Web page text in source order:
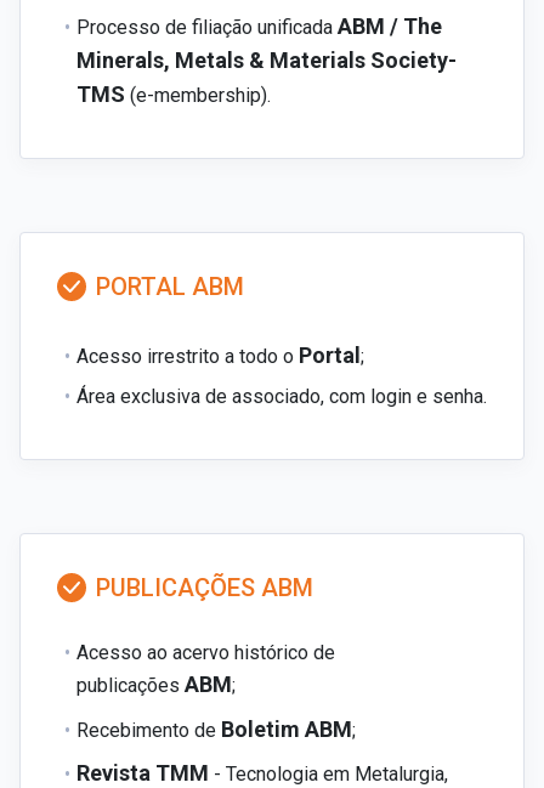
Processo de filiação unificada ABM / The
Minerals, Metals & Materials Society-
TMS (e-membership).
PORTAL ABM
Acesso irrestrito a todo o Portal;
Área exclusiva de associado, com login e senha.
PUBLICAÇÕES ABM
Acesso ao acervo histórico de
publicações ABM;
Recebimento de Boletim ABM;
Revista TMM - Tecnologia em Metalurgia,